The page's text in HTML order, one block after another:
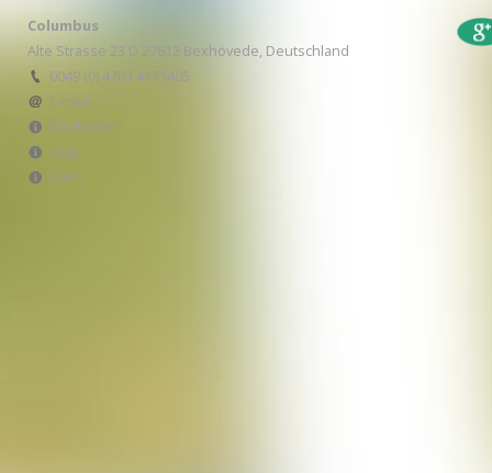
Columbus
Alte Strasse 23 D 27612 Bexhövede, Deutschland
0049 (0) 4703 4171405
E-mail
Disclaimer
AGB
Links